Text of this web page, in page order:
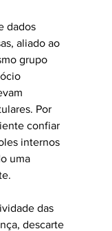
dados
aliado ao
grupo
Por
confiar
internos
uma
das
descarte